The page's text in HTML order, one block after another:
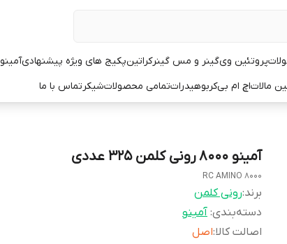
پروتئین ویگینر و مس گینرکراتینپکیج های ویژه پیشنهادیآمینو
مالاتاچ ام بیکربوهیدراتتمامی محصولاتشیکرتماس با ما
آمینو 8000 رونی کلمن ۳۲۵ عددی
RC AMINO 8000
برند:رونی کلمن
دسته‌بندی: آمینو
اصالت کالا:اصل